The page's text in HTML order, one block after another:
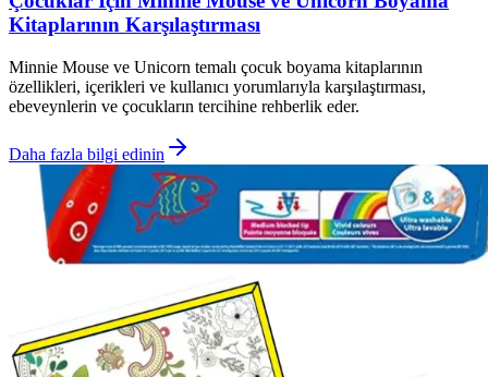
Kitaplarının Karşılaştırması
Minnie Mouse ve Unicorn temalı çocuk boyama kitaplarının
özellikleri, içerikleri ve kullanıcı yorumlarıyla karşılaştırması,
ebeveynlerin ve çocukların tercihine rehberlik eder.
Daha fazla bilgi edinin